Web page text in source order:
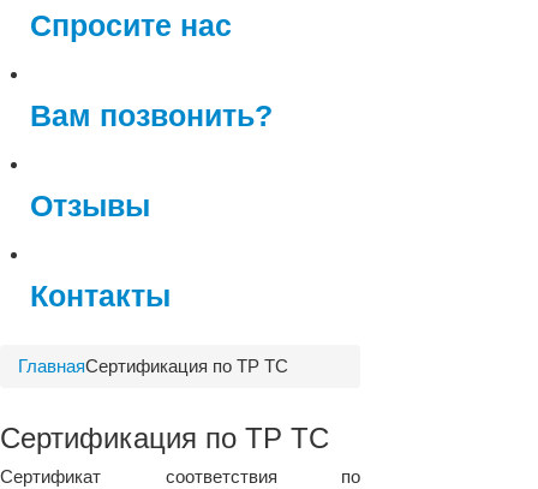
Спросите нас
Вам позвонить?
Отзывы
Контакты
ГлавнаяСертификация по ТР ТС
Сертификация по ТР ТС
Сертификат соответствия по